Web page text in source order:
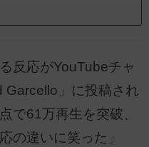
反応がYouTubeチャ
Garcello」に投稿され
で61万再生を突破、
の違いに笑った」